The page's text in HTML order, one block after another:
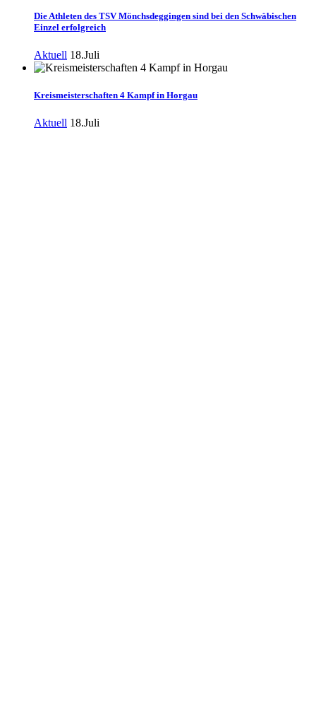
Die Athleten des TSV Mönchsdeggingen sind bei den Schwäbischen
Einzel erfolgreich
Aktuell 18.Juli
Kreismeisterschaften 4 Kampf in Horgau
Aktuell 18.Juli